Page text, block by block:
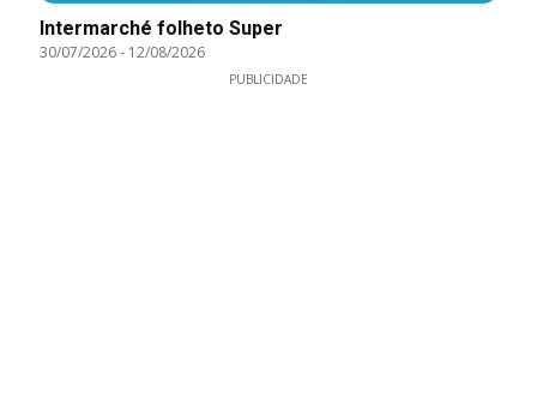
Intermarché folheto Super
30/07/2026- 12/08/2026
PUBLICIDADE